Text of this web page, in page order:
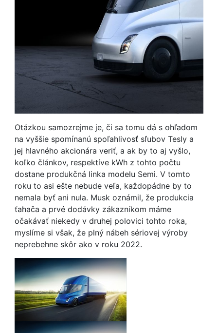
Otázkou samozrejme je, či sa tomu dá s ohľadom
na vyššie spomínanú spoľahlivosť sľubov Tesly a
jej hlavného akcionára veriť, a ak by to aj vyšlo,
koľko článkov, respektíve kWh z tohto počtu
dostane produkčná linka modelu Semi. V tomto
roku to asi ešte nebude veľa, každopádne by to
nemala byť ani nula. Musk oznámil, že produkcia
ťahača a prvé dodávky zákazníkom máme
očakávať niekedy v druhej polovici tohto roka,
myslíme si však, že plný nábeh sériovej výroby
neprebehne skôr ako v roku 2022.